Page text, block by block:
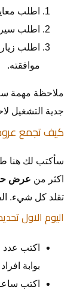
اطلب
اطلب
اطلب
موافقته.
ملاحظة مهمة
جدية التشغيل
كيف تجمع
سأكتب لك هنا
اكثر من عرض
تقلد كل شيء.
اليوم الاول
اكتب عدد
بوابة
اكتب